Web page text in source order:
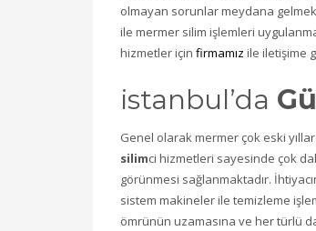
olmayan sorunlar meydana
ile mermer silim işlemleri
hizmetler için firmamız ile iletişime
istanbul’da
Genel olarak mermer çok eski
silimci hizmetleri sayesinde çok
görünmesi sağlanmaktadır.
sistem makineler ile temizleme
ömrünün uzamasına ve her türlü